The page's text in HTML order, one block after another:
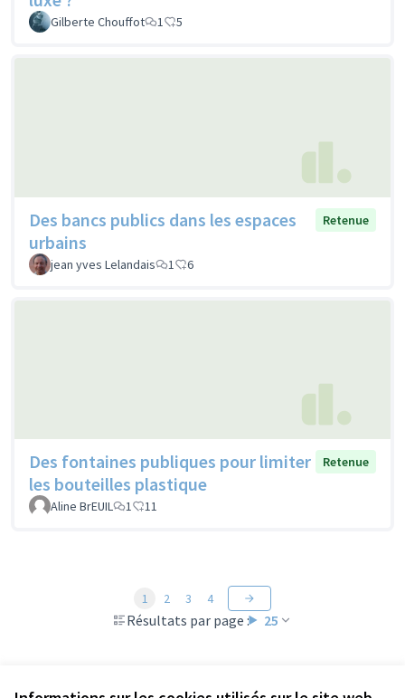
Gilberte Chouffot 1 5
Des bancs publics dans les espaces
urbains
Retenue
jean yves Lelandais 1 6
Des fontaines publiques pour limiter
les bouteilles plastique
Retenue
Aline BrEUIL 1 11
Résultats par page : 25
1 2 3 4